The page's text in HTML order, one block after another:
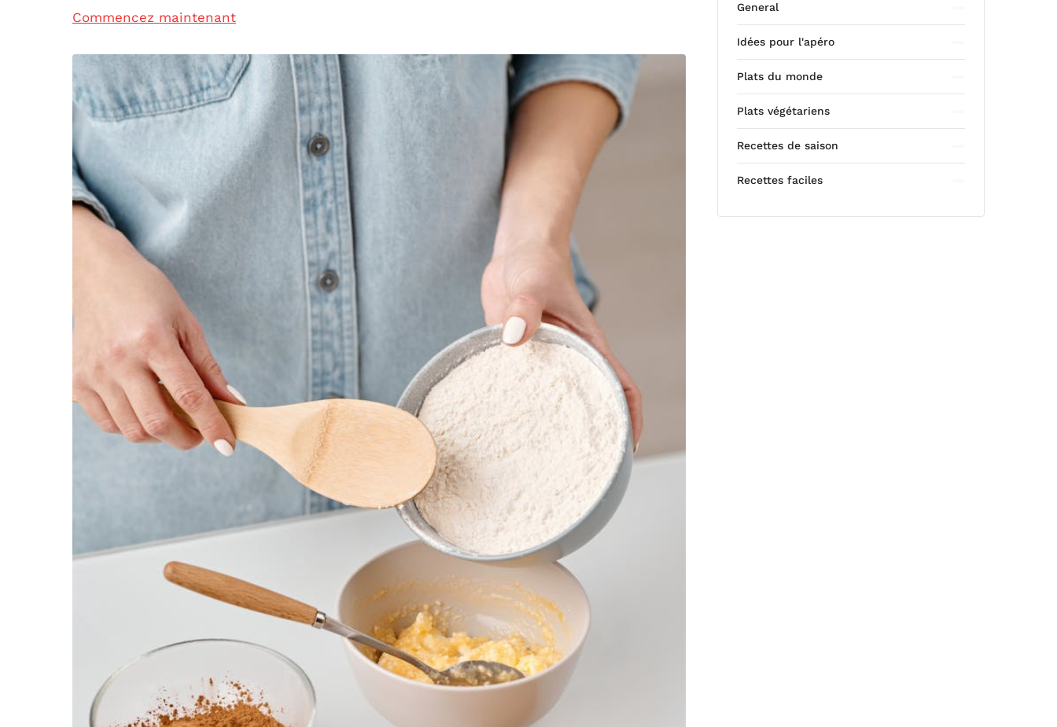
Commencez maintenant
General
Idées pour l'apéro
Plats du monde
Plats végétariens
Recettes de saison
Recettes faciles